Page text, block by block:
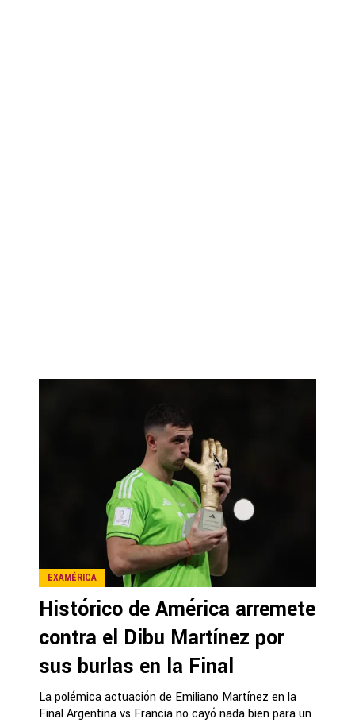
EXAMÉRICA
Histórico de América arremete
contra el Dibu Martínez por
sus burlas en la Final
La polémica actuación de Emiliano Martínez en la
Final Argentina vs Francia no cayó nada bien para un